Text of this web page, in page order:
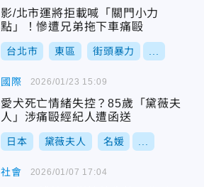
影/北市運將拒載喊「關門小力
點」！慘遭兄弟拖下車痛毆
台北市 東區 街頭暴力
國際
愛犬死亡情緒失控？85歲「黛薇夫
人」涉痛毆經紀人遭函送
日本 黛薇夫人 名媛
2026/01/23 15:09
社會 2026/01/07 17:04